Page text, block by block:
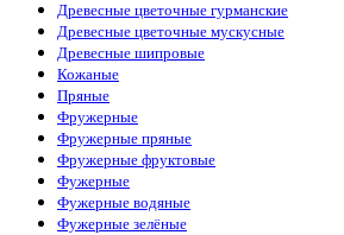
Древесные цветочные гурманские
Древесные цветочные мускусные
Древесные шипровые
Кожаные
Пряные
Фружерные
Фружерные пряные
Фружерные фруктовые
Фужерные
Фужерные водяные
Фужерные зелёные